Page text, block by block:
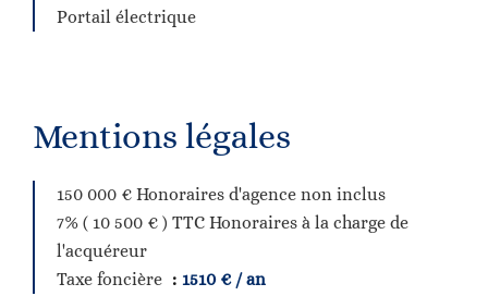
Portail électrique
Mentions légales
150 000 € Honoraires d'agence non inclus
7% ( 10 500 € ) TTC Honoraires à la charge de
l'acquéreur
Taxe foncière
1510 € / an